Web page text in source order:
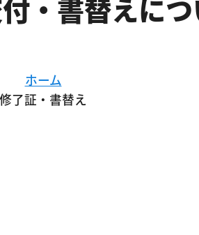
・書替えに
ホーム
修了証・書替え